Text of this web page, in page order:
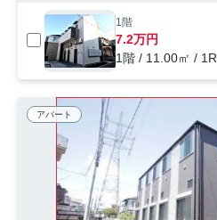
1階
7.2万円
1階 / 11.00㎡ / 1R
アパート